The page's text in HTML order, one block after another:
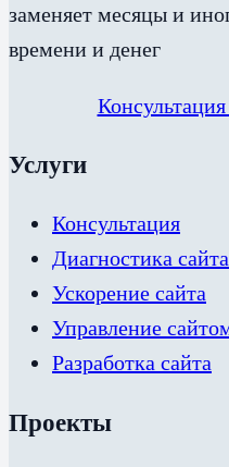
заменяет месяцы и
времени и денег
Услуги
Консультация
Диагностика сайта
Ускорение сайта
Управление
Разработка сайта
Проекты